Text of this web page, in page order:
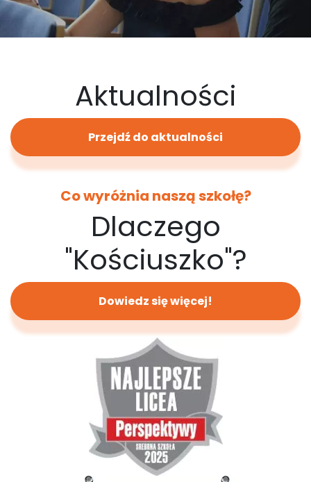
Aktualności
Przejdź do aktualności
Co wyróżnia naszą szkołę?
Dlaczego
"Kościuszko"?
Dowiedz się więcej!